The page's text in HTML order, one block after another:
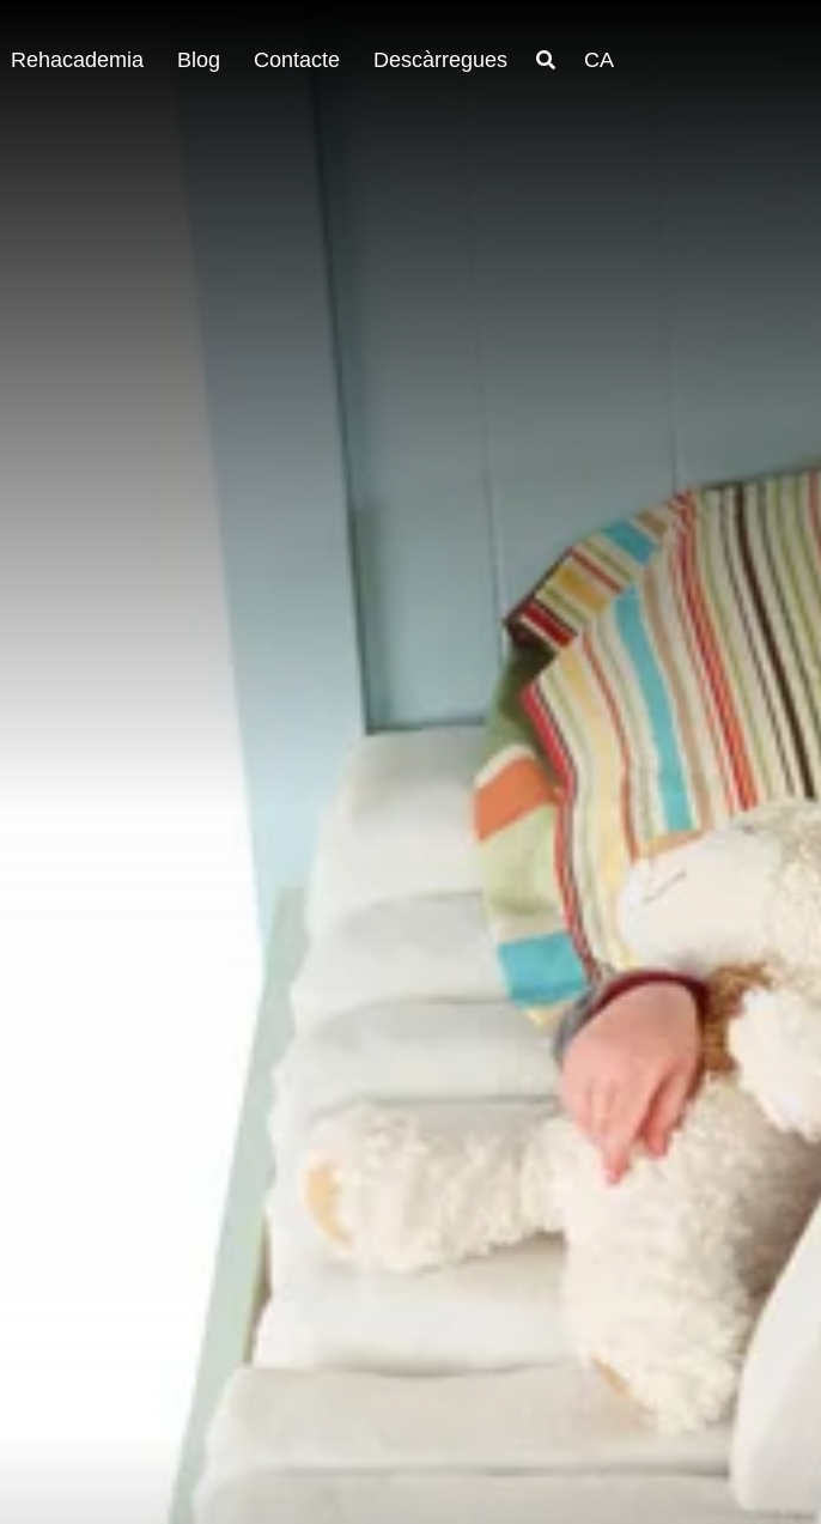
Rehacademia Blog Contacte Descàrregues CA